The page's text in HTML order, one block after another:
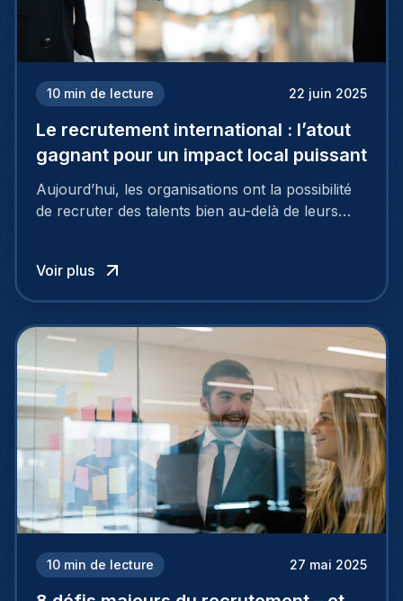
10 min de lecture 22 juin 2025
Le recrutement international : l’atout
gagnant pour un impact local puissant
Aujourd’hui, les organisations ont la possibilité
de recruter des talents bien au-delà de leurs
recrutement international.
Voir plus
10 min de lecture 27 mai 2025